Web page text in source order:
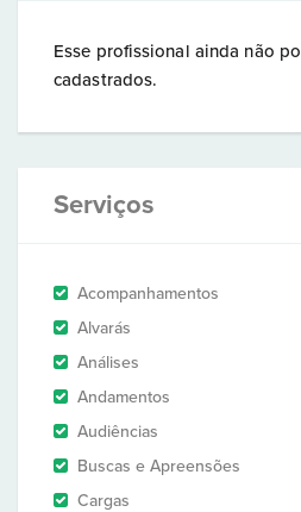
Esse profissional ainda não
cadastrados.
Serviços
Acompanhamentos
Alvarás
Análises
Andamentos
Audiências
Buscas e Apreensões
Cargas